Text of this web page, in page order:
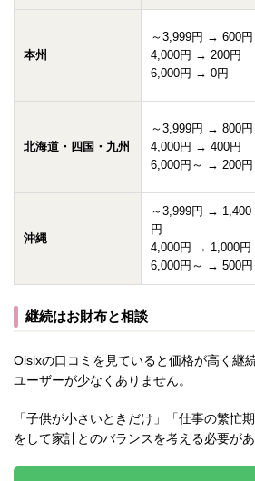
本州
～3,999円 → 600円
4,000円 → 200円
6,000円 → 0円
北海道・四国・九州
～3,999円 → 800円
4,000円 → 400円
6,000円～ → 200円
沖縄
～3,999円 → 1,400
円
4,000円 → 1,000円
6,000円～ → 500円
継続はお財布と相談
Oisixの口コミを見ていると価格が高く継
ユーザーが少なくありません。
「子供が小さいときだけ」「仕事の繁忙
をして家計とのバランスを考える必要が